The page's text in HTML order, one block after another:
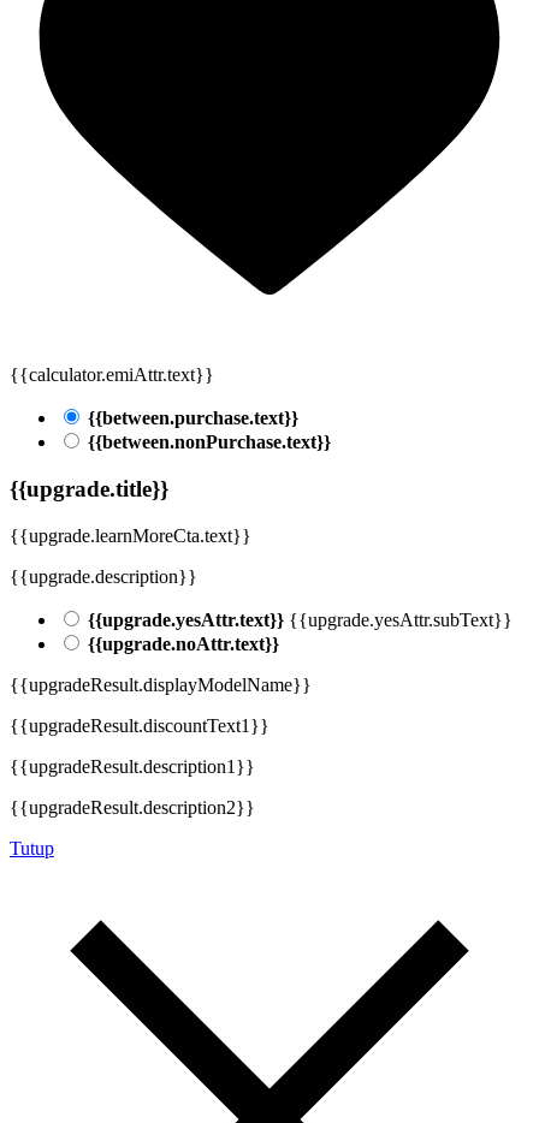
{{calculator.emiAttr.text}}
{{between.purchase.text}}
{{between.nonPurchase.text}}
{{upgrade.title}}
{{upgrade.learnMoreCta.text}}
{{upgrade.description}}
{{upgrade.yesAttr.text}} {{upgrade.yesAttr.subText}}
{{upgrade.noAttr.text}}
{{upgradeResult.displayModelName}}
{{upgradeResult.discountText1}}
{{upgradeResult.description1}}
{{upgradeResult.description2}}
Tutup